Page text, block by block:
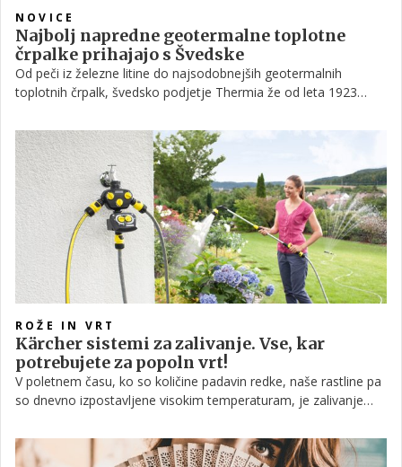
NOVICE
Najbolj napredne geotermalne toplotne
črpalke prihajajo s Švedske
Od peči iz železne litine do najsodobnejših geotermalnih
toplotnih črpalk, švedsko podjetje Thermia že od leta 1923
svojih 100 letih obstoja so vedno bili pred svojim časom in še
danes ostajajo korak pred konkurenco.
ROŽE IN VRT
Kärcher sistemi za zalivanje. Vse, kar
potrebujete za popoln vrt!
V poletnem času, ko so količine padavin redke, naše rastline pa
so dnevno izpostavljene visokim temperaturam, je zalivanje
zalivalko ali pršenjem z vrtno cevjo, vendar je veliko bolj
preprosto uporabiti enega izmed mnogih zalivalnih sistemov.